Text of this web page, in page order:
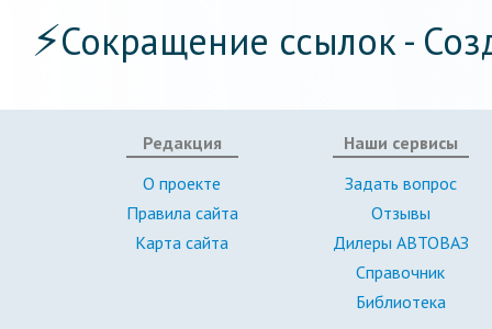
⚡Сокращение ссылок -
Редакция
О проекте
Правила сайта
Карта сайта
Наши сервисы
Задать вопрос
Отзывы
Дилеры АВТОВАЗ
Справочник
Библиотека